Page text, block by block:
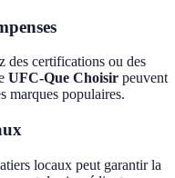
des certifications ou des
UFC-Que Choisir peuvent
marques populaires.
locaux peut garantir la